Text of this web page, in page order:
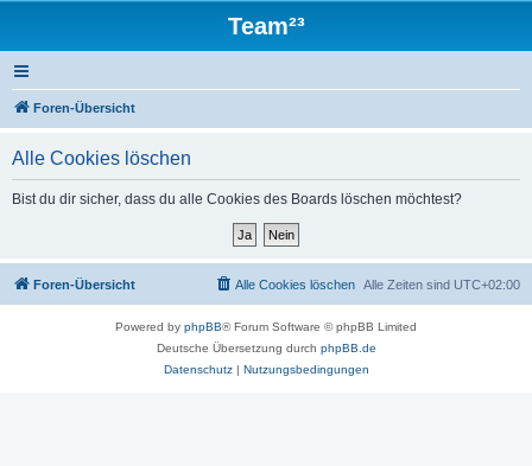
Team²³
Foren-Übersicht
Alle Cookies löschen
Bist du dir sicher, dass du alle Cookies des Boards löschen möchtest?
Foren-Übersicht Alle Zeiten sind UTC+02:00
Alle Cookies löschen
Powered by phpBB® Forum Software © phpBB Limited
Deutsche Übersetzung durch phpBB.de
Datenschutz| Nutzungsbedingungen